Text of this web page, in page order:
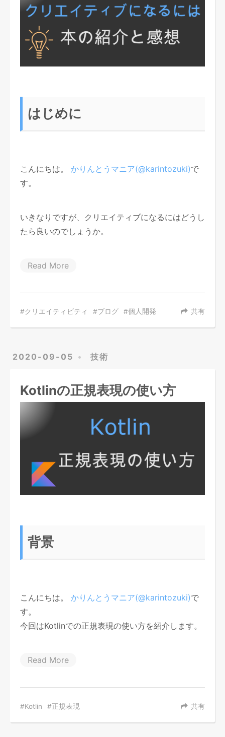
はじめに
こんにちは。 かりんとうマニア(@karintozuki)で
す。
いきなりですが、クリエイティブになるにはどうし
たら良いのでしょうか。
Read More
共有
クリエイティビティ ブログ 個人開発
2020-09-05 技術
Kotlinの正規表現の使い方
背景
こんにちは。 かりんとうマニア(@karintozuki)で
す。
今回はKotlinでの正規表現の使い方を紹介します。
Read More
共有
Kotlin 正規表現